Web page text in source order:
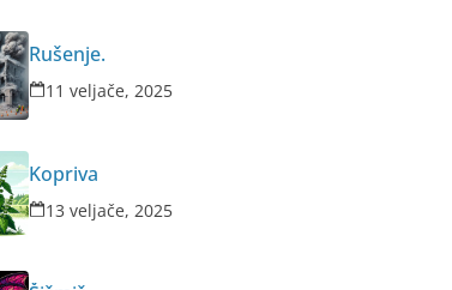
Rušenje.
11 veljače, 2025
Kopriva
13 veljače, 2025